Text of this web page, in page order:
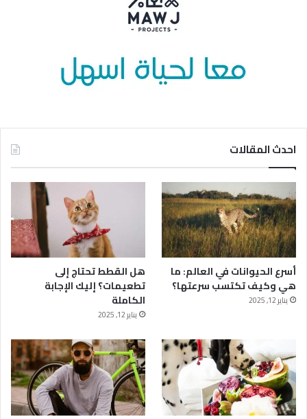
احدث المقالات
أسرع الحيوانات في العالم: ما
هي وكيف تكتسب سرعتها؟
يناير 12, 2025
هل القطط تحتاج إلى
تطعيمات؟ إليك الإجابة
الكاملة
يناير 12, 2025